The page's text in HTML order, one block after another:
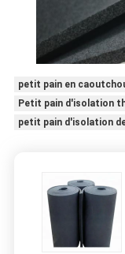
petit pain en
Petit pain d'isolation
petit pain d'isolation